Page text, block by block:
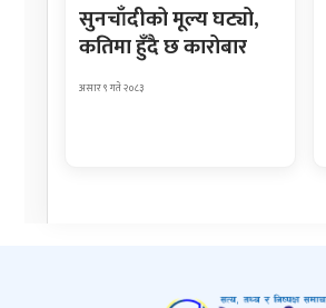
सुनचाँदीको मूल्य घट्यो,
कतिमा हुँदै छ कारोबार
असार ९ गते २०८३